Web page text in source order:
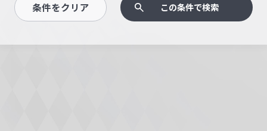
条件をクリア この条件で検索